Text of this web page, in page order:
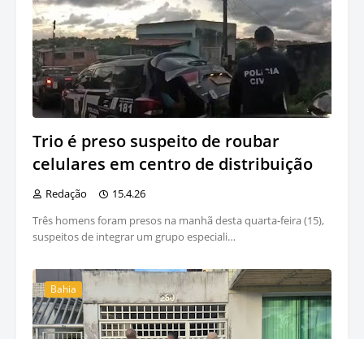
Trio é preso suspeito de roubar
celulares em centro de distribuição
Redação
15.4.26
Três homens foram presos na manhã desta quarta-feira (15),
suspeitos de integrar um grupo especiali…
Bahia